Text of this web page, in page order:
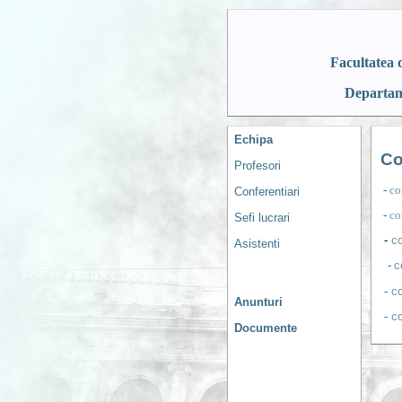
Facultatea
Echipa
Profesori
Conferentiari
Sefi lucrari
Asistenti
Anunturi
Documente
-
-
-
-
-
-